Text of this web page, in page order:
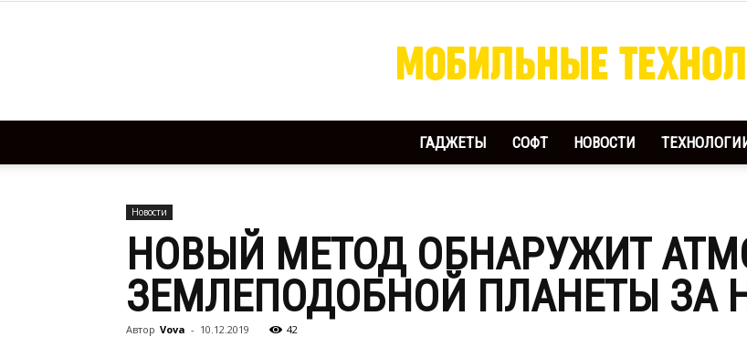
Мобильные
Технологии
ГАДЖЕТЫ СОФТ НОВОСТИ
Новости
НОВЫЙ МЕТОД ОБНАРУЖИТ
ЗЕМЛЕПОДОБНОЙ ПЛАНЕТЫ ЗА
Автор Vova - 10.12.2019 42